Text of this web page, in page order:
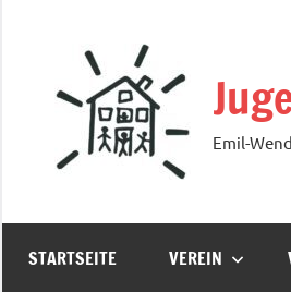
Emil-
STARTSEITE VEREIN